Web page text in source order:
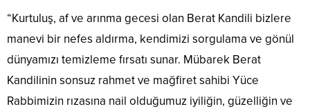
“Kurtuluş, af ve arınma gecesi olan Berat Kandili bizlere
manevi bir nefes aldırma, kendimizi sorgulama ve gönül
dünyamızı temizleme fırsatı sunar. Mübarek Berat
Kandilinin sonsuz rahmet ve mağfiret sahibi Yüce
Rabbimizin rızasına nail olduğumuz iyiliğin, güzelliğin ve